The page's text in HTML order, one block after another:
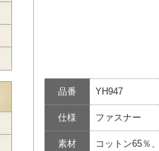
品番 YH947
仕様 ファスナー
素材 コットン65％